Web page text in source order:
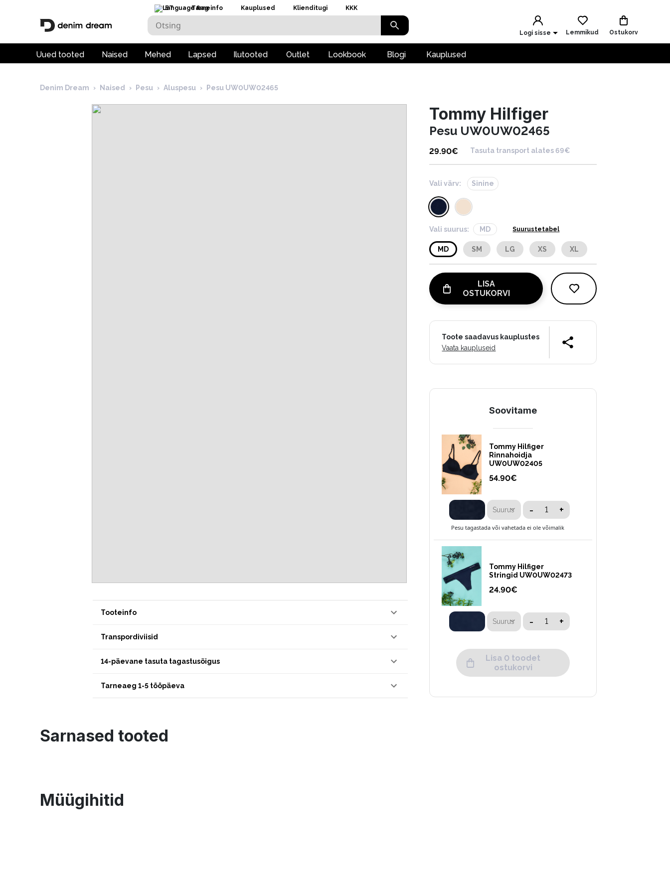
ET Tarneinfo Kauplused Klienditugi KKK
Logi sisse Lemmikud Ostukorv
Uued tooted Naised Mehed Lapsed Ilutooted Outlet Lookbook Blogi Kauplused
Denim Dream › Naised › Pesu › Aluspesu › Pesu UW0UW02465
Tooteinfo
Transpordiviisid
14-päevane tasuta tagastusõigus
Tarneaeg 1-5 tööpäeva
Tommy Hilfiger
Pesu UW0UW02465
29.90€ Tasuta transport alates 69€
Vali värv: Sinine
Vali suurus: MD Suurustetabel
MD SM LG XS XL
LISA
OSTUKORVI
Toote saadavus kauplustes
Vaata kaupluseid
Soovitame
Tommy Hilfiger
Rinnahoidja
UW0UW02405
54.90€
Suurus - +
Pesu tagastada või vahetada ei ole võimalik
Tommy Hilfiger
Stringid UW0UW02473
24.90€
Suurus - +
Lisa 0 toodet
ostukorvi
Sarnased tooted
Müügihitid